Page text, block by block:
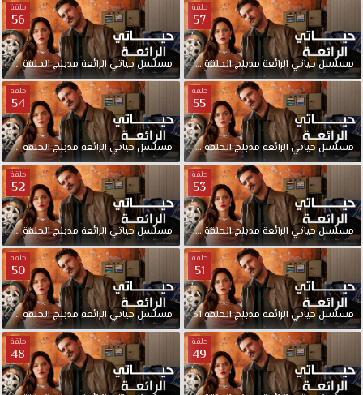
حلقة
57
مسلسلحياتي الرائعة مدبلجالحلقة57
حلقة
56
مسلسلحياتي الرائعة مدبلجالحلقة56
حلقة
55
مسلسلحياتي الرائعة مدبلجالحلقة55
حلقة
54
مسلسلحياتي الرائعة مدبلجالحلقة54
حلقة
53
مسلسلحياتي الرائعة مدبلجالحلقة53
حلقة
52
مسلسلحياتي الرائعة مدبلجالحلقة52
حلقة
51
مسلسلحياتي الرائعة مدبلجالحلقة51
حلقة
50
مسلسلحياتي الرائعة مدبلجالحلقة50
حلقة
49
حلقة
48